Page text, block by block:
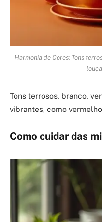
Harmonia de Cores: Tons
Tons terrosos, branco,
vibrantes, como
Como cuidar das